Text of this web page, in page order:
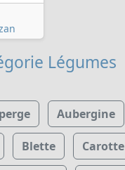
Légumes
Aubergine
Blette Carotte